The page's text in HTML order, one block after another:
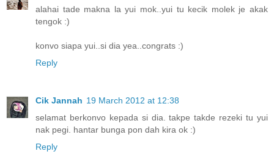
alahai tade makna la yui mok..yui tu kecik molek je akak
tengok :)
konvo siapa yui..si dia yea..congrats :)
Reply
Cik Jannah 19 March 2012 at 12:38
selamat berkonvo kepada si dia. takpe takde rezeki tu yui
nak pegi. hantar bunga pon dah kira ok :)
Reply